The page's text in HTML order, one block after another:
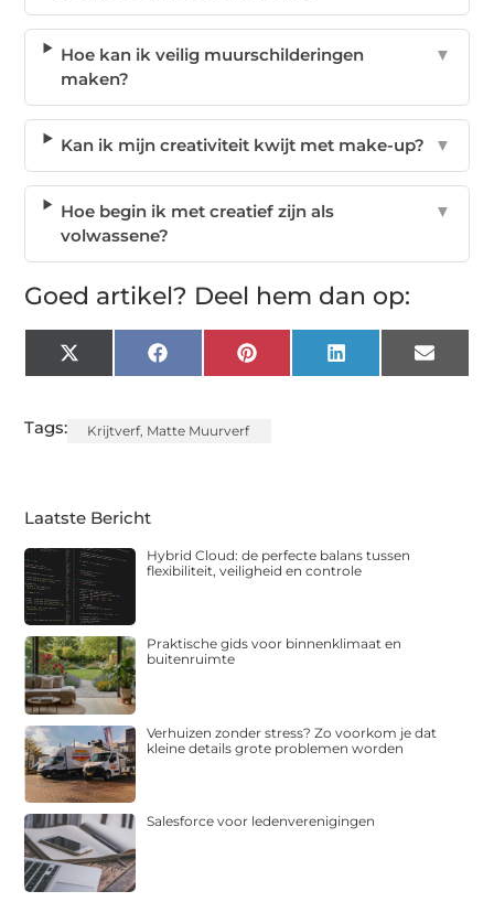
Hoe kan ik veilig muurschilderingen
maken?
▼
Kan ik mijn creativiteit kwijt met make-up? ▼
Hoe begin ik met creatief zijn als
volwassene?
▼
Goed artikel? Deel hem dan op:
X
(Twitter)
FacebookPinterest LinkedIn Email
Tags: Krijtverf, Matte Muurverf
Laatste Bericht
Hybrid Cloud: de perfecte balans tussen
flexibiliteit, veiligheid en controle
Praktische gids voor binnenklimaat en
buitenruimte
Verhuizen zonder stress? Zo voorkom je dat
kleine details grote problemen worden
Salesforce voor ledenverenigingen